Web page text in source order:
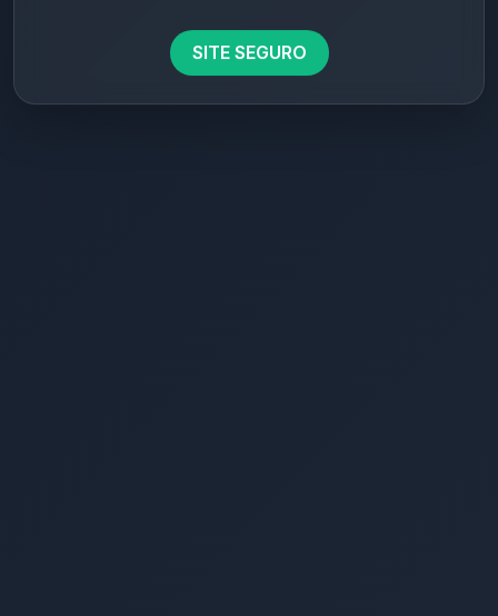
SITE SEGURO